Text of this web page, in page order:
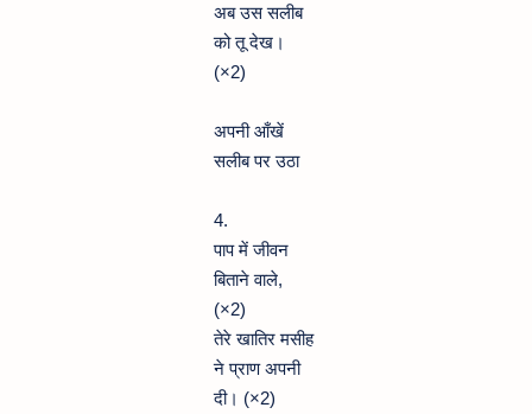
अब उस सलीब
को तू देख।
(×2)
अपनी आँखें
सलीब पर उठा
4.
पाप में जीवन
बिताने वाले,
(×2)
तेरे खातिर मसीह
ने प्राण अपनी
दी। (×2)